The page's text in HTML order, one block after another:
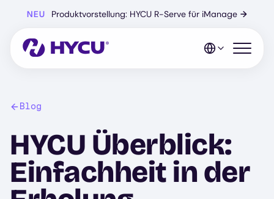
Hauptinhalt
NEU Produktvorstellung: HYCU R-Serve für iManage →
Mobiles
Blog
HYCU Überblick:
Einfachheit in der